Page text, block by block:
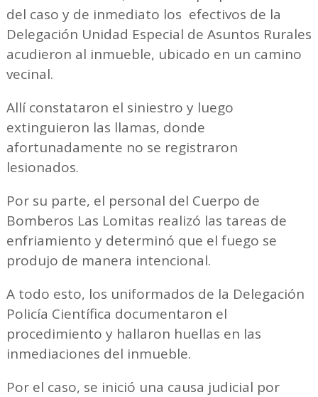
del caso y de inmediato los efectivos de la
Delegación Unidad Especial de Asuntos Rurales
acudieron al inmueble, ubicado en un camino
vecinal.
Allí constataron el siniestro y luego
extinguieron las llamas, donde
afortunadamente no se registraron
lesionados.
Por su parte, el personal del Cuerpo de
Bomberos Las Lomitas realizó las tareas de
enfriamiento y determinó que el fuego se
produjo de manera intencional.
A todo esto, los uniformados de la Delegación
Policía Científica documentaron el
procedimiento y hallaron huellas en las
inmediaciones del inmueble.
Por el caso, se inició una causa judicial por